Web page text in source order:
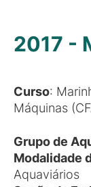
2017 -
Curso:
Máquinas
Grupo de
Modalidade
Aquaviários